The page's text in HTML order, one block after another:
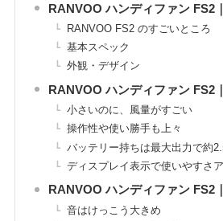
RANVOO ハンディファン FS2
RANVOO FS2 のすごいところ
基本スペック
外観・デザイン
RANVOO ハンディファン FS2
小さいのに、風量がすごい
操作性や使い勝手も上々
バッテリー持ちは最大出力で約
ディスプレイ表示で使いやすさ
RANVOO ハンディファン FS2
音はけっこう大きめ